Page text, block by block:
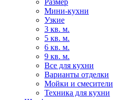
Размер
Мини-кухни
Узкие
3 кв. м.
5 кв. м.
6 кв. м.
9 кв. м.
Все для кухни
Варианты отделки
Мойки и смесители
Техника для кухни